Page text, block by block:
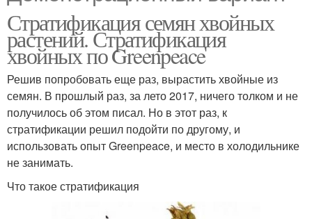
Стратификация семян хвойных
растений. Стратификация
хвойных по Greenpeace
Решив попробовать еще раз, вырастить хвойные из
семян. В прошлый раз, за лето 2017, ничего толком и не
получилось об этом писал. Но в этот раз, к
стратификации решил подойти по другому, и
использовать опыт Greenpeace, и место в холодильнике
не занимать.
Что такое стратификация